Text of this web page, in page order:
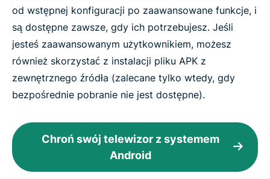
od wstępnej konfiguracji po zaawansowane funkcje, i
są dostępne zawsze, gdy ich potrzebujesz. Jeśli
jesteś zaawansowanym użytkownikiem, możesz
również skorzystać z instalacji pliku APK z
zewnętrznego źródła (zalecane tylko wtedy, gdy
bezpośrednie pobranie nie jest dostępne).
Chroń swój telewizor z systemem
Android